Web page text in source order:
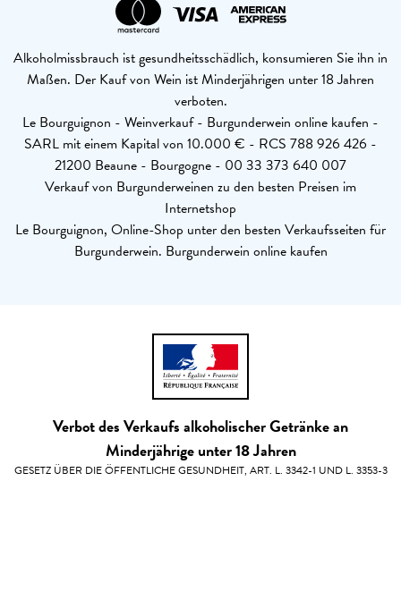
Alkoholmissbrauch ist gesundheitsschädlich, konsumieren Sie ihn in
Maßen. Der Kauf von Wein ist Minderjährigen unter 18 Jahren
verboten.
Le Bourguignon - Weinverkauf - Burgunderwein online kaufen -
SARL mit einem Kapital von 10.000 € - RCS 788 926 426 -
21200 Beaune - Bourgogne - 00 33 373 640 007
Verkauf von Burgunderweinen zu den besten Preisen im
Internetshop
Le Bourguignon, Online-Shop unter den besten Verkaufsseiten für
Burgunderwein. Burgunderwein online kaufen
Verbot des Verkaufs alkoholischer Getränke an
Minderjährige unter 18 Jahren
GESETZ ÜBER DIE ÖFFENTLICHE GESUNDHEIT, ART. L. 3342-1 UND L. 3353-3